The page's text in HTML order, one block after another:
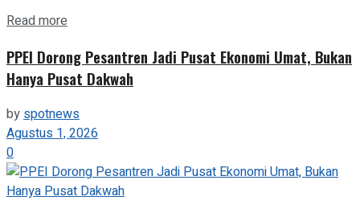
Read more
PPEI Dorong Pesantren Jadi Pusat Ekonomi Umat, Bukan
Hanya Pusat Dakwah
by spotnews
Agustus 1, 2026
0